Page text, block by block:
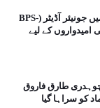
آفس آف دی ملٹری اکاؤنٹنٹ جنرل میں جونیئر آڈیٹر (BPS-
امیدواروں کے لیے
طارق فاروق
کو سراہا گیا